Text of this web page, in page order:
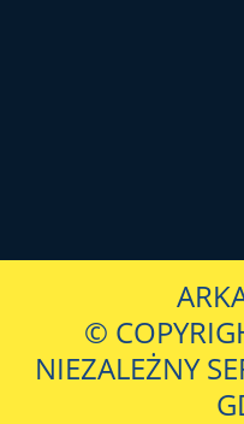
©
NIEZALEŻNY